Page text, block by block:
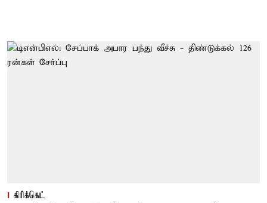
கிரிக்கெட்